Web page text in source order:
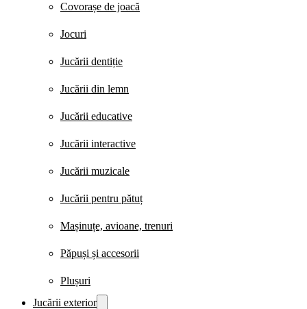
Covorașe de joacă
Jocuri
Jucării dentiție
Jucării din lemn
Jucării educative
Jucării interactive
Jucării muzicale
Jucării pentru pătuț
Mașinuțe, avioane, trenuri
Păpuși și accesorii
Plușuri
Jucării exterior